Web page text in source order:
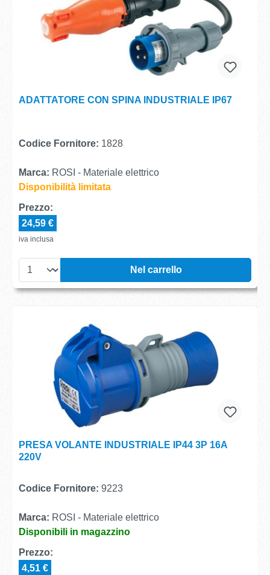
ADATTATORE CON SPINA INDUSTRIALE IP67
Codice Fornitore: 1828
Marca: ROSI - Materiale elettrico
Disponibilità limitata
Prezzo:
24,59 €
iva inclusa
Nel carrello
PRESA VOLANTE INDUSTRIALE IP44 3P 16A
220V
Codice Fornitore: 9223
Marca: ROSI - Materiale elettrico
Disponibili in magazzino
Prezzo:
4,51 €